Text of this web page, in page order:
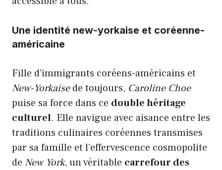
Une identité new-yorkaise et coréenne-
américaine
Fille d’immigrants coréens-américains et
New-Yorkaisede toujours, Caroline Choe
puise sa force dans ce double héritage
culturel. Elle navigue avec aisance entre les
traditions culinaires coréennes transmises
par sa famille et l’effervescence cosmopolite
de New York, un véritable carrefour des